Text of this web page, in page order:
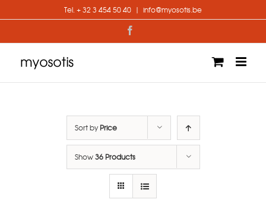
to
Tel. + 32 3 454 50 40 | info@myosotis.be
Sort byPrice
Show36 Products